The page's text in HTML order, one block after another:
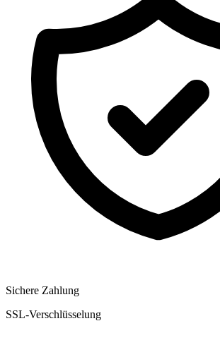
Sichere Zahlung
SSL-Verschlüsselung